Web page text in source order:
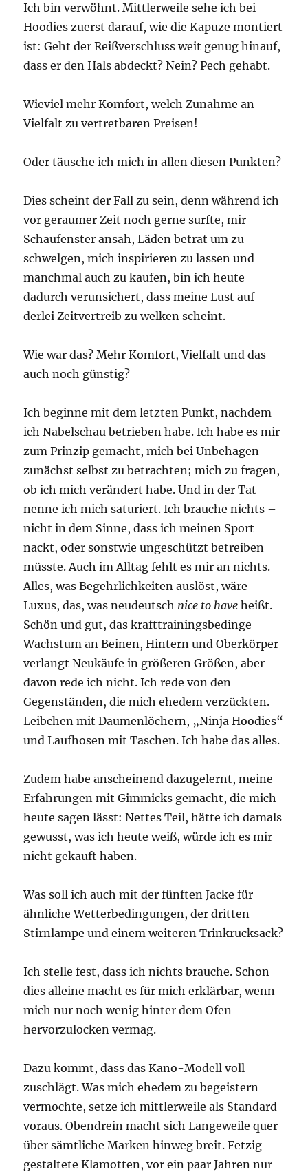
Ich bin verwöhnt. Mittlerweile sehe ich bei
Hoodies zuerst darauf, wie die Kapuze montiert
ist: Geht der Reißverschluss weit genug hinauf,
dass er den Hals abdeckt? Nein? Pech gehabt.
Wieviel mehr Komfort, welch Zunahme an
Vielfalt zu vertretbaren Preisen!
Oder täusche ich mich in allen diesen Punkten?
Dies scheint der Fall zu sein, denn während ich
vor geraumer Zeit noch gerne surfte, mir
Schaufenster ansah, Läden betrat um zu
schwelgen, mich inspirieren zu lassen und
manchmal auch zu kaufen, bin ich heute
dadurch verunsichert, dass meine Lust auf
derlei Zeitvertreib zu welken scheint.
Wie war das? Mehr Komfort, Vielfalt und das
auch noch günstig?
Ich beginne mit dem letzten Punkt, nachdem
ich Nabelschau betrieben habe. Ich habe es mir
zum Prinzip gemacht, mich bei Unbehagen
zunächst selbst zu betrachten; mich zu fragen,
ob ich mich verändert habe. Und in der Tat
nenne ich mich saturiert. Ich brauche nichts –
nicht in dem Sinne, dass ich meinen Sport
nackt, oder sonstwie ungeschützt betreiben
müsste. Auch im Alltag fehlt es mir an nichts.
Alles, was Begehrlichkeiten auslöst, wäre
Luxus, das, was neudeutsch nice to have heißt.
Schön und gut, das krafttrainingsbedinge
Wachstum an Beinen, Hintern und Oberkörper
verlangt Neukäufe in größeren Größen, aber
davon rede ich nicht. Ich rede von den
Gegenständen, die mich ehedem verzückten.
Leibchen mit Daumenlöchern, „Ninja Hoodies“
und Laufhosen mit Taschen. Ich habe das alles.
Zudem habe anscheinend dazugelernt, meine
Erfahrungen mit Gimmicks gemacht, die mich
heute sagen lässt: Nettes Teil, hätte ich damals
gewusst, was ich heute weiß, würde ich es mir
nicht gekauft haben.
Was soll ich auch mit der fünften Jacke für
ähnliche Wetterbedingungen, der dritten
Stirnlampe und einem weiteren Trinkrucksack?
Ich stelle fest, dass ich nichts brauche. Schon
dies alleine macht es für mich erklärbar, wenn
mich nur noch wenig hinter dem Ofen
hervorzulocken vermag.
Dazu kommt, dass das Kano-Modell voll
zuschlägt. Was mich ehedem zu begeistern
vermochte, setze ich mittlerweile als Standard
voraus. Obendrein macht sich Langeweile quer
über sämtliche Marken hinweg breit. Fetzig
gestaltete Klamotten, vor ein paar Jahren nur